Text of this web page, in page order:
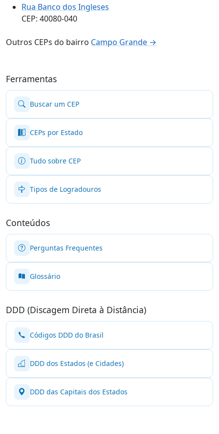
Rua Banco dos Ingleses
CEP: 40080-040
Outros CEPs do bairro Campo Grande →
Ferramentas
Buscar um CEP
CEPs por Estado
Tudo sobre CEP
Tipos de Logradouros
Conteúdos
Perguntas Frequentes
Glossário
DDD (Discagem Direta à Distância)
Códigos DDD do Brasil
DDD dos Estados (e Cidades)
DDD das Capitais dos Estados